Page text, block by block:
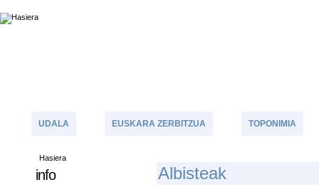
UDALA EUSKARA ZERBITZUA TOPONIMIA
Hasiera
info ALbisteak